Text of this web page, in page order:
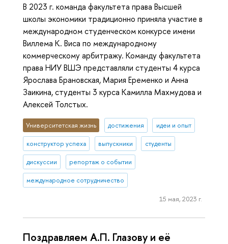
В 2023 г. команда факультета права Высшей
школы экономики традиционно приняла участие в
международном студенческом конкурсе имени
Виллема К. Виса по международному
коммерческому арбитражу. Команду факультета
права НИУ ВШЭ представляли студенты 4 курса
Ярослава Брановская, Мария Еременко и Анна
Заикина, студенты 3 курса Камилла Махмудова и
Алексей Толстых.
Университетская жизнь достижения идеи и опыт
конструктор успеха выпускники студенты
дискуссии репортаж о событии
международное сотрудничество
15 мая, 2023 г.
Поздравляем А.П. Глазову и её